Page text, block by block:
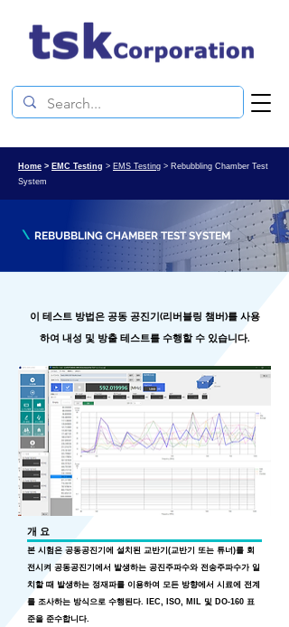
Home > EMC Testing > EMS Testing > Rebubbling Chamber Test
System
\ REBUBBLING CHAMBER TEST SYSTEM
이 테스트 방법은 공동 공진기(리버블링 챔버)를 사용
하여 내성 및 방출 테스트를 수행할 수 있습니다.
개 요
본 시험은 공동공진기에 설치된 교반기(교반기 또는 튜너)를 회
전시켜 공동공진기에서 발생하는 공진주파수와 전송주파수가 일
치할 때 발생하는 정재파를 이용하여 모든 방향에서 시료에 전계
를 조사하는 방식으로 수행된다. IEC, ISO, MIL 및 DO-160 표
준을 준수합니다.